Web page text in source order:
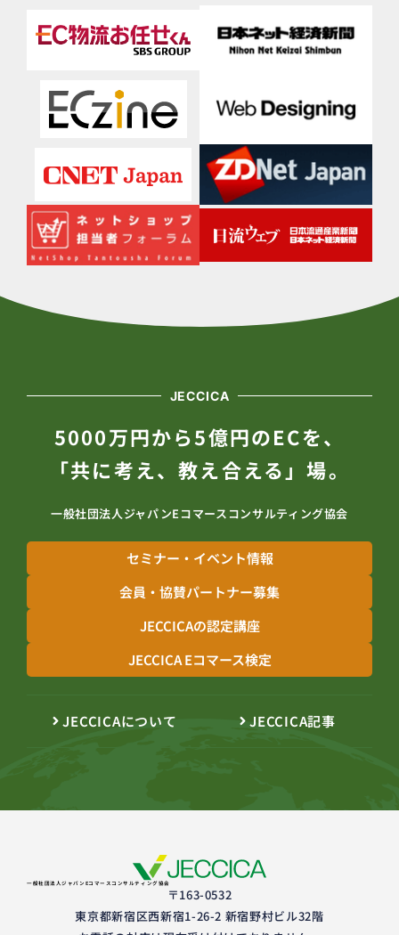
JECCICA
5000万円から5億円のECを、
「共に考え、教え合える」場。
一般社団法人ジャパンEコマースコンサルティング協会
セミナー・イベント情報
会員・協賛パートナー募集
JECCICAの認定講座
JECCICA Eコマース検定
JECCICAについて JECCICA記事
一般社団法人ジャパンEコマースコンサルティング協会
〒163-0532
東京都新宿区西新宿1-26-2 新宿野村ビル32階